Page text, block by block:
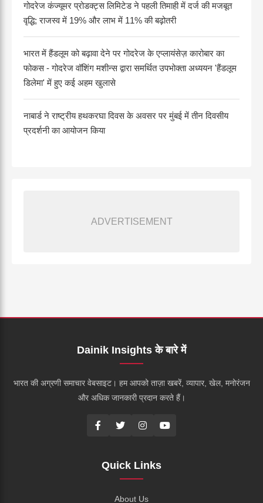
गोदरेज कंज्यूमर प्रोडक्ट्स लिमिटेड ने पहली तिमाही में दर्ज की मजबूत
वृद्धि; राजस्व में 19% और लाभ में 11% की बढ़ोतरी
भारत में हैंडलूम को बढ़ावा देने पर गोदरेज के एप्लायंसेज़ कारोबार का
फोकस - गोदरेज वॉशिंग मशीन्स द्वारा समर्थित उपभोक्ता अध्ययन 'हैंडलूम
डिलेमा' में हुए कई अहम खुलासे
नाबार्ड ने राष्ट्रीय हथकरघा दिवस के अवसर पर मुंबई में तीन दिवसीय
प्रदर्शनी का आयोजन किया
ADVERTISEMENT
Dainik Insights के बारे में
भारत की अग्रणी समाचार वेबसाइट। हम आपको ताज़ा खबरें, व्यापार, खेल, मनोरंजन
और अधिक जानकारी प्रदान करते हैं।
Quick Links
About Us